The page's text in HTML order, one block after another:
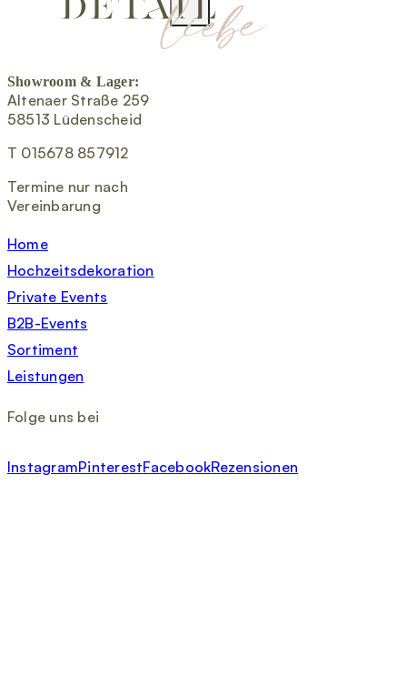
Showroom & Lager:
Altenaer Straße 259
58513 Lüdenscheid
T 015678 857912
Termine nur nach
Vereinbarung
Home
Hochzeitsdekoration
Private Events
B2B-Events
Sortiment
Leistungen
Folge uns bei
InstagramPinterestFacebookRezensionen